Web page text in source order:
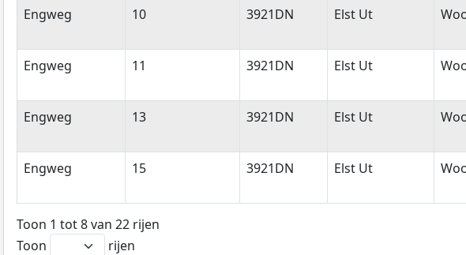
Engweg 10 3921DN Elst Ut
Engweg 11 3921DN Elst Ut
Engweg 13 3921DN Elst Ut
Engweg 15 3921DN Elst Ut
Toon 1 tot 8 van 22 rijen
Toon
rijen